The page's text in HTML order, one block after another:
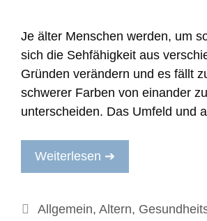
Je älter Menschen werden, um
sich die Sehfähigkeit aus
Gründen verändern und es fällt
schwerer Farben von einander zu
unterscheiden. Das Umfeld und
Weiterlesen ➔
Kategorien
Allgemein, Altern,